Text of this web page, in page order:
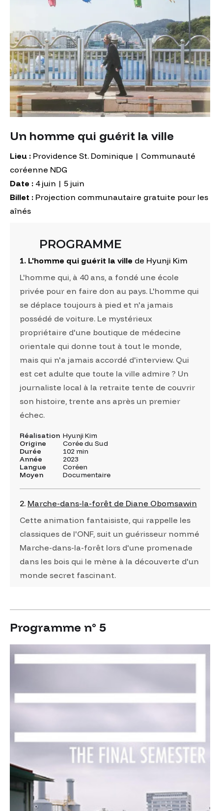
Un homme qui guérit la ville
Lieu : Providence St. Dominique | Communauté
coréenne NDG
Date : 4 juin | 5 juin
Billet : Projection communautaire gratuite pour les
aînés
PROGRAMME
1. L'homme qui guérit la ville de Hyunji Kim
L'homme qui, à 40 ans, a fondé une école
privée pour en faire don au pays. L'homme qui
se déplace toujours à pied et n'a jamais
possédé de voiture. Le mystérieux
propriétaire d'une boutique de médecine
orientale qui donne tout à tout le monde,
mais qui n'a jamais accordé d'interview. Qui
est cet adulte que toute la ville admire ? Un
journaliste local à la retraite tente de couvrir
son histoire, trente ans après un premier
échec.
Réalisation Hyunji Kim
Origine
Corée du Sud
Durée
102 min
Année
2023
Langue
Coréen
Moyen
Documentaire
2. Marche-dans-la-forêt de Diane Obomsawin
Cette animation fantaisiste, qui rappelle les
classiques de l'ONF, suit un guérisseur nommé
Marche-dans-la-forêt lors d'une promenade
dans les bois qui le mène à la découverte d'un
monde secret fascinant.
Programme n° 5